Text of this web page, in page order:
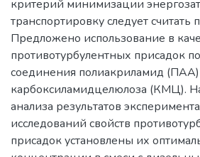
критерий минимизации
транспортировку следует
Предложено использование в
противотурбулентных присадок
соединения полиакриламид
карбоксиламидцелюлоза (КМЦ).
анализа результатов
исследований свойств
присадок установлены их